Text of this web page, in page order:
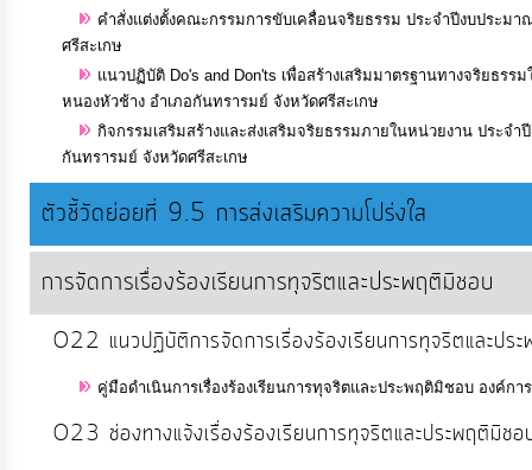
คำสั่งแต่งตั้งคณะกรรมการขับเคลื่อนจริยธรรม ประจำปีงบประม
ศรีสะเกษ
แนวปฏิบัติ Do's and Don'ts เพื่อสร้างเสริมมาตรฐานทางจริยธร
หนองหัวช้าง อำเภอกันทรารมย์ จังหวัดศรีสะเกษ
กิจกรรมเสริมสร้างและส่งเสริมจริยธรรมภายในหน่วยงาน ประจ
กันทรารมย์ จังหวัดศรีสะเกษ
ตัวชี้วัดย่อยที่ 9.5 การส่งเสริมความโปร่งใส
การจัดการเรื่องร้องเรียนการทุจริตและประพฤติมิชอบ
O22 แนวปฏิบัติการจัดการเรื่องร้องเรียนการทุจริตและปร
คู่มือดำเนินการเรื่องร้องเรียนการทุจริตและประพฤติมิชอบ องค์ก
O23 ช่องทางแจ้งเรื่องร้องเรียนการทุจริตและประพฤติมิชอ